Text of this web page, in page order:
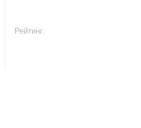
Рейтинг: